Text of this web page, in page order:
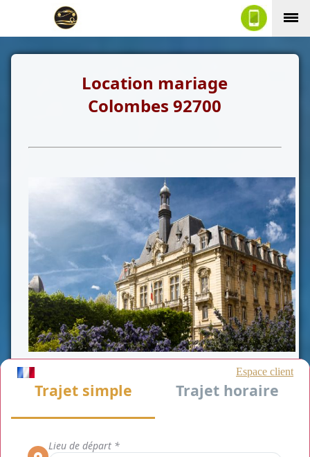
Location mariage
Colombes 92700